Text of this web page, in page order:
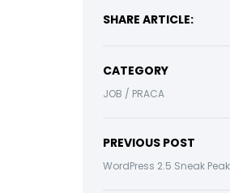
SHARE ARTICLE:
CATEGORY
JOB / PRACA
PREVIOUS POST
WordPress 2.5 Sneak Peak